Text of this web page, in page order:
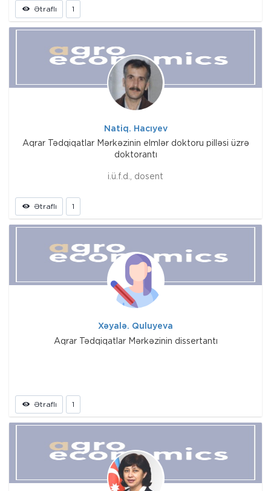
Ətraflı 1
Natiq. Hacıyev
Aqrar Tədqiqatlar Mərkəzinin elmlər doktoru pilləsi üzrə
doktorantı
i.ü.f.d., dosent
Ətraflı 1
Xəyalə. Quluyeva
Aqrar Tədqiqatlar Mərkəzinin dissertantı
Ətraflı 1